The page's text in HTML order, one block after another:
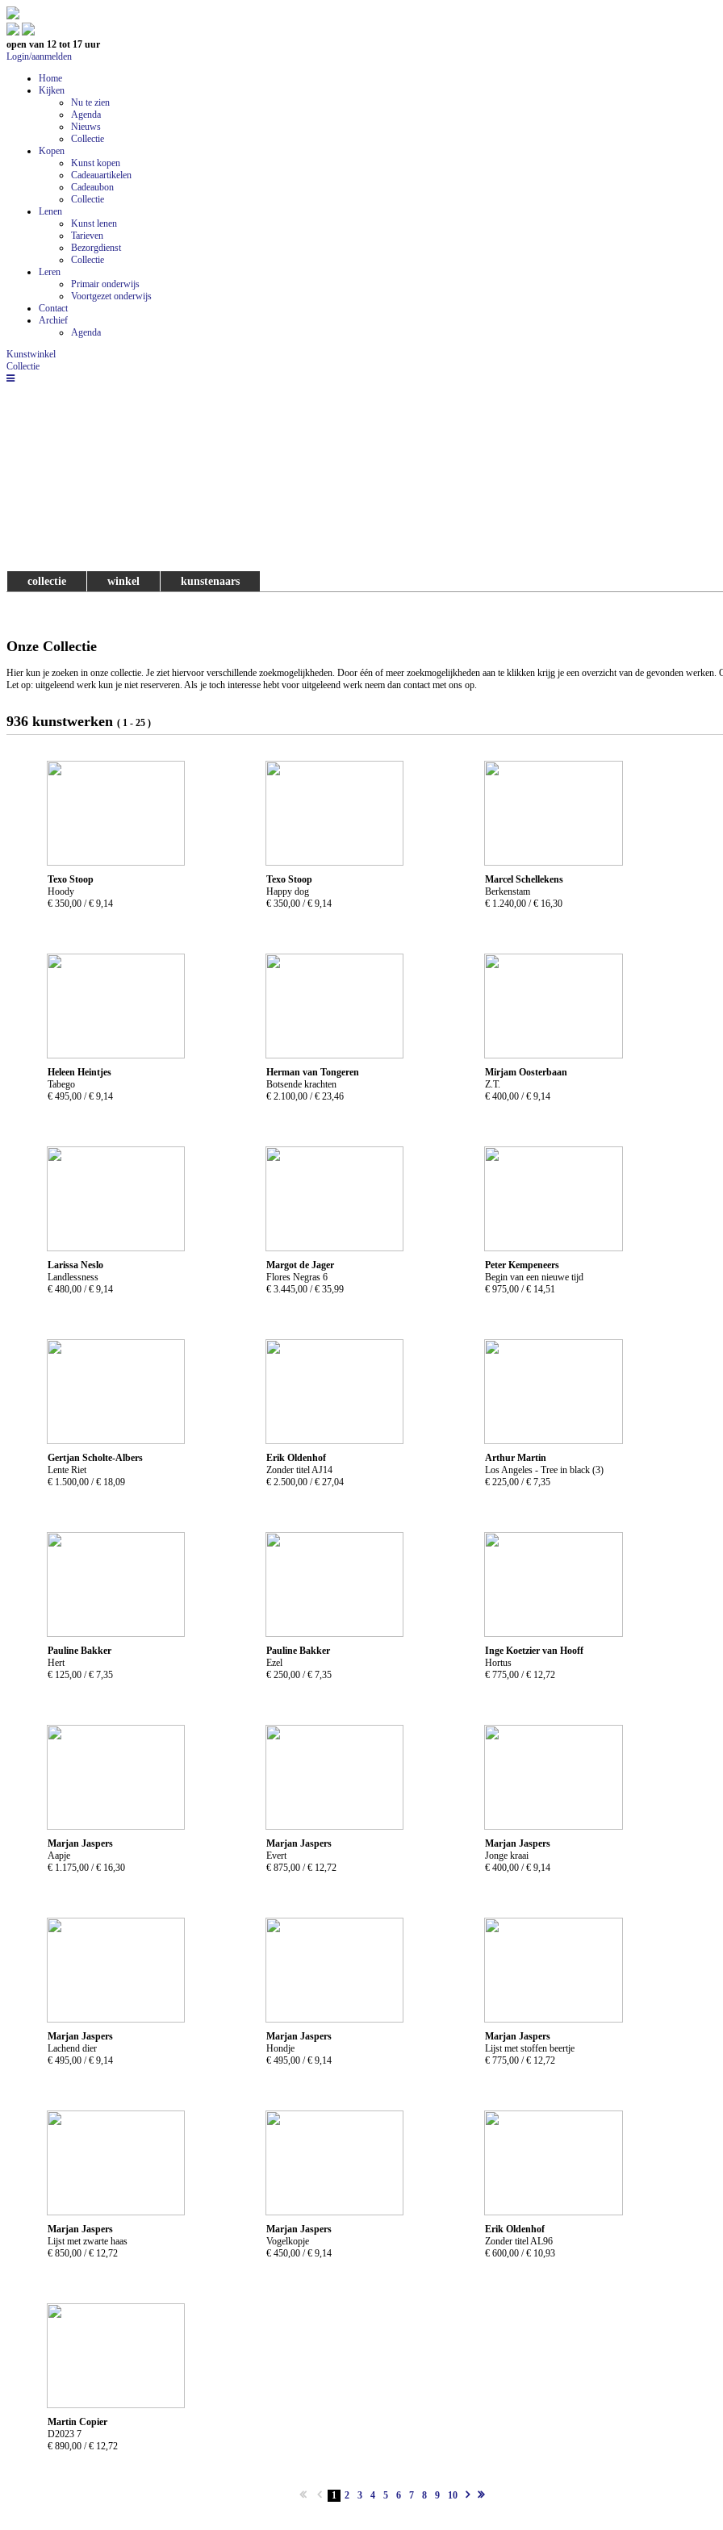
open van 12 tot 17 uur
Login/aanmelden
Home
Kijken
Nu te zien
Agenda
Nieuws
Collectie
Kopen
Kunst kopen
Cadeauartikelen
Cadeaubon
Collectie
Lenen
Kunst lenen
Tarieven
Bezorgdienst
Collectie
Leren
Primair onderwijs
Voortgezet onderwijs
Contact
Archief
Agenda
Kunstwinkel
Collectie
collectie winkel kunstenaars
Onze Collectie
Hier kun je zoeken in onze collectie. Je ziet hiervoor verschillende zoekmogelijkheden. Door één of meer zoekmogelijkheden aan te klikken krijg je een overzicht van de gevonden
Let op: uitgeleend werk kun je niet reserveren. Als je toch interesse hebt voor uitgeleend werk neem dan contact met ons op.
936 kunstwerken ( 1 - 25 )
Texo Stoop
Hoody
€ 350,00 / € 9,14
Texo Stoop
Happy dog
€ 350,00 / € 9,14
Marcel Schellekens
Berkenstam
€ 1.240,00 / € 16,30
Heleen Heintjes
Tabego
€ 495,00 / € 9,14
Herman van Tongeren
Botsende krachten
€ 2.100,00 / € 23,46
Mirjam Oosterbaan
Z.T.
€ 400,00 / € 9,14
Larissa Neslo
Landlessness
€ 480,00 / € 9,14
Margot de Jager
Flores Negras 6
€ 3.445,00 / € 35,99
Peter Kempeneers
Begin van een nieuwe tijd
€ 975,00 / € 14,51
Gertjan Scholte-Albers
Lente Riet
€ 1.500,00 / € 18,09
Erik Oldenhof
Zonder titel AJ14
€ 2.500,00 / € 27,04
Arthur Martin
Los Angeles - Tree in black (3)
€ 225,00 / € 7,35
Pauline Bakker
Hert
€ 125,00 / € 7,35
Pauline Bakker
Ezel
€ 250,00 / € 7,35
Inge Koetzier van Hooff
Hortus
€ 775,00 / € 12,72
Marjan Jaspers
Aapje
€ 1.175,00 / € 16,30
Marjan Jaspers
Evert
€ 875,00 / € 12,72
Marjan Jaspers
Jonge kraai
€ 400,00 / € 9,14
Marjan Jaspers
Lachend dier
€ 495,00 / € 9,14
Marjan Jaspers
Hondje
€ 495,00 / € 9,14
Marjan Jaspers
Lijst met stoffen beertje
€ 775,00 / € 12,72
Marjan Jaspers
Lijst met zwarte haas
€ 850,00 / € 12,72
Marjan Jaspers
Vogelkopje
€ 450,00 / € 9,14
Erik Oldenhof
Zonder titel AL96
€ 600,00 / € 10,93
Martin Copier
D2023 7
€ 890,00 / € 12,72
1 2 3 4 5 6 7 8 9 10